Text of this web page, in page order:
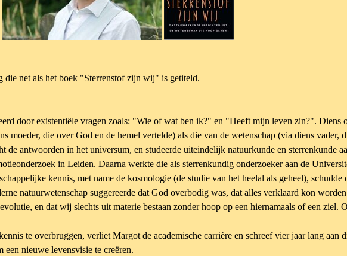
net als het boek "Sterrenstof zijn wij" is getiteld.
door existentiële vragen zoals: "Wie of wat ben ik?" en "Heeft mijn leven zin?". Diens
moeder, die over God en de hemel vertelde) als die van de wetenschap (via diens vader,
de antwoorden in het universum, en studeerde uiteindelijk natuurkunde en sterrenkunde
in Leiden. Daarna werkte die als sterrenkundig onderzoeker aan de
kennis, met name de kosmologie (de studie van het heelal als geheel), schudde
natuurwetenschap suggereerde dat God overbodig was, dat alles verklaard kon
en dat wij slechts uit materie bestaan zonder hoop op een hiernamaals of een ziel.
te overbruggen, verliet Margot de academische carrière en schreef vier jaar lang aan
een nieuwe levensvisie te creëren.